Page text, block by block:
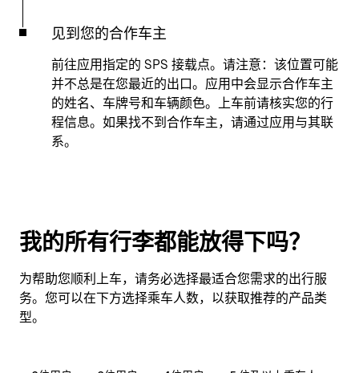
见到您的合作车主
前往应用指定的 SPS 接载点。请注意：该位置可能
并不总是在您最近的出口。应用中会显示合作车主
的姓名、车牌号和车辆颜色。上车前请核实您的行
程信息。如果找不到合作车主，请通过应用与其联
系。
我的所有行李都能放得下吗？
为帮助您顺利上车，请务必选择最适合您需求的出行服
务。您可以在下方选择乘车人数，以获取推荐的产品类
型。